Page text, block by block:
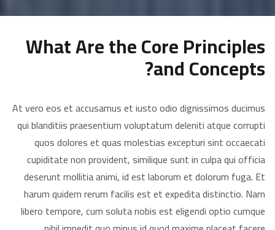
What Are the Core Principles
and Concepts?
At vero eos et accusamus et iusto odio dignissimos ducimus
qui blanditiis praesentium voluptatum deleniti atque corrupti
quos dolores et quas molestias excepturi sint occaecati
cupiditate non provident, similique sunt in culpa qui officia
deserunt mollitia animi, id est laborum et dolorum fuga. Et
harum quidem rerum facilis est et expedita distinctio. Nam
libero tempore, cum soluta nobis est eligendi optio cumque